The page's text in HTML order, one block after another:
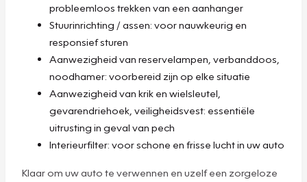
probleemloos trekken van een aanhanger
Stuurinrichting / assen: voor nauwkeurig en
responsief sturen
Aanwezigheid van reservelampen, verbanddoos,
noodhamer: voorbereid zijn op elke situatie
Aanwezigheid van krik en wielsleutel,
gevarendriehoek, veiligheidsvest: essentiële
uitrusting in geval van pech
Interieurfilter: voor schone en frisse lucht in uw auto
Klaar om uw auto te verwennen en uzelf een zorgeloze